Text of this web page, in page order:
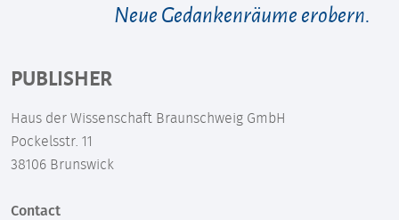
Neue Gedankenräume erobern.
PUBLISHER
Haus der Wissenschaft Braunschweig GmbH
Pockelsstr. 11
38106 Brunswick
Contact